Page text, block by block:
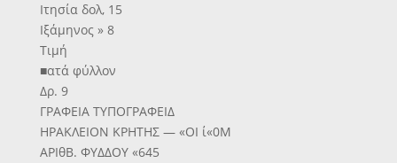
Ιτησία δολ, 15
Ιξάμηνος » 8
Τιμή
■ατά φύλλον
Δρ. 9
ΓΡΑΦΕΙΑ ΤΥΠΟΓΡΑΦΕΙΔ
ΗΡΑΚΛΕΙΟΝ ΚΡΗΤΗΣ — «ΟΙ ί«0Μ
ΑΡΙθΒ. ΦΥΔΔΟΥ «645